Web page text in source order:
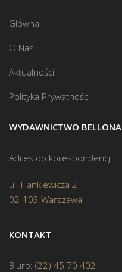
Główna
O Nas
Aktualności
Polityka Prywatności
WYDAWNICTWO BELLONA
Adres do korespondencji
ul. Hankiewicza 2
02-103 Warszawa
KONTAKT
Biuro: (22) 45 70 402